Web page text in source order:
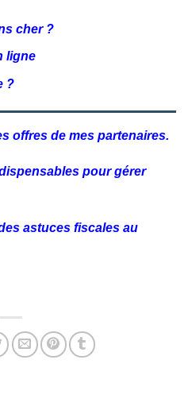
cher ?
ligne
?
offres de mes partenaires.
pour gérer
astuces fiscales au